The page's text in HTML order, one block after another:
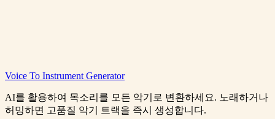
0:00/0:00
Voice To Instrument Generator
AI를 활용하여 목소리를 모든 악기로 변환하세요. 노래하거나
허밍하면 고품질 악기 트랙을 즉시 생성합니다.